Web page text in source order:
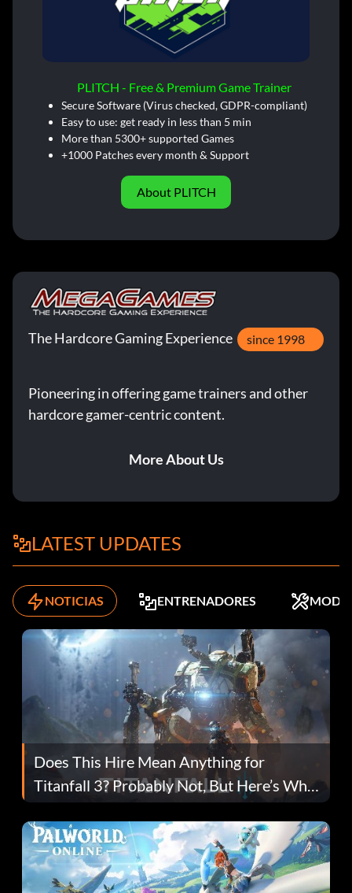
PLITCH - Free & Premium Game Trainer
Secure Software (Virus checked, GDPR-compliant)
Easy to use: get ready in less than 5 min
More than 5300+ supported Games
+1000 Patches every month & Support
About PLITCH
The Hardcore Gaming Experience since 1998
Pioneering in offering game trainers and other
hardcore gamer-centric content.
More About Us
LATEST UPDATES
NOTICIAS ENTRENADORES MODS
Does This Hire Mean Anything for
Titanfall 3? Probably Not, But Here’s Why
Fans Are Hopeful